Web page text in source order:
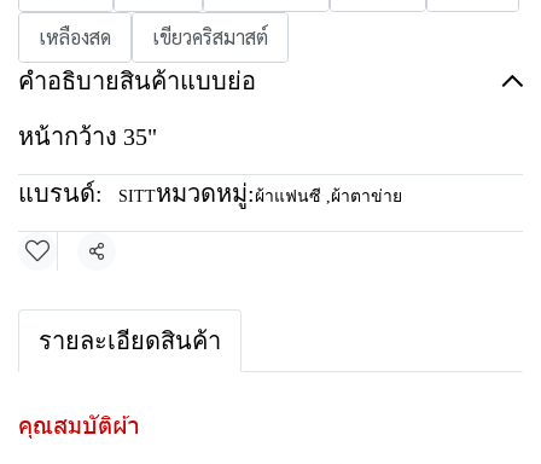
เหลืองสด
เขียวคริสมาสต์
คำอธิบายสินค้าแบบย่อ
หน้ากว้าง 35"
แบรนด์: SITTหมวดหมู่: ผ้าแฟนซี ,ผ้าตาข่าย
แชร์
รายละเอียดสินค้า
คุณสมบัติผ้า